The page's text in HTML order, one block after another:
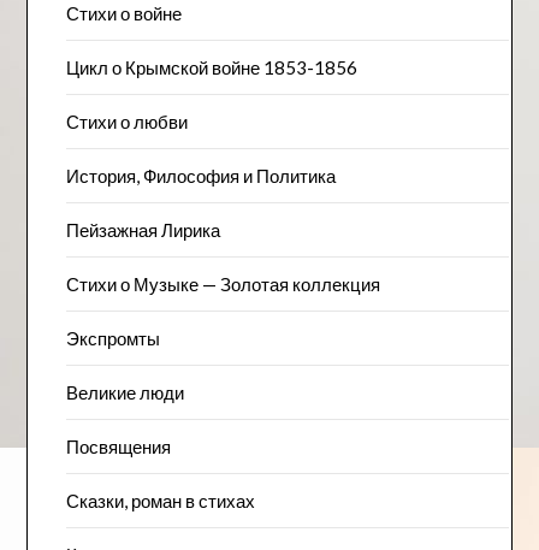
Стихи о войне
Цикл о Крымской войне 1853-1856
Стихи о любви
История, Философия и Политика
Пейзажна​я Лирика
Стихи о Музыке — Золотая коллекция
Экспромты
Великие люди
Посвящения
Сказки, роман в стихах